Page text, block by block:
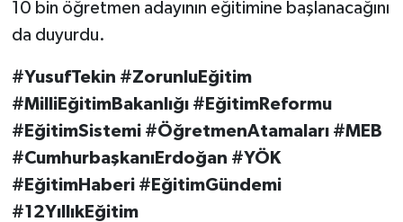
10 bin öğretmen adayının eğitimine başlanacağını
da duyurdu.
#YusufTekin #ZorunluEğitim
#MilliEğitimBakanlığı #EğitimReformu
#EğitimSistemi #ÖğretmenAtamaları #MEB
#CumhurbaşkanıErdoğan #YÖK
#EğitimHaberi #EğitimGündemi
#12YıllıkEğitim